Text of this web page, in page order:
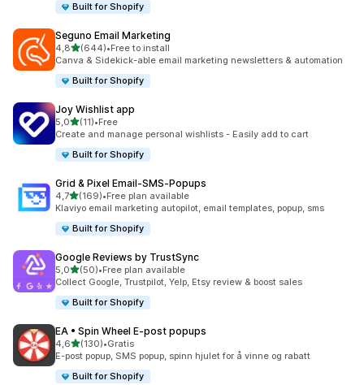
Built for Shopify
Seguno Email Marketing
4,8av 5 stjerner
(644)
Totalt 644 omtaler
•Free to install
Canva & Sidekick-able email marketing newsletters & automation
Built for Shopify
Joy Wishlist app
5,0av 5 stjerner
(11)
Totalt 11 omtaler
•Free
Create and manage personal wishlists - Easily add to cart
Built for Shopify
Grid & Pixel Email‑SMS‑Popups
4,7av 5 stjerner
(169)
Totalt 169 omtaler
•Free plan available
Klaviyo email marketing autopilot, email templates, popup, sms
Built for Shopify
Google Reviews by TrustSync
5,0av 5 stjerner
(50)
Totalt 50 omtaler
•Free plan available
Collect Google, Trustpilot, Yelp, Etsy review & boost sales
Built for Shopify
EA • Spin Wheel E‑post popups
4,6av 5 stjerner
(130)
Totalt 130 omtaler
•Gratis
E-post popup, SMS popup, spinn hjulet for å vinne og rabatt
Built for Shopify